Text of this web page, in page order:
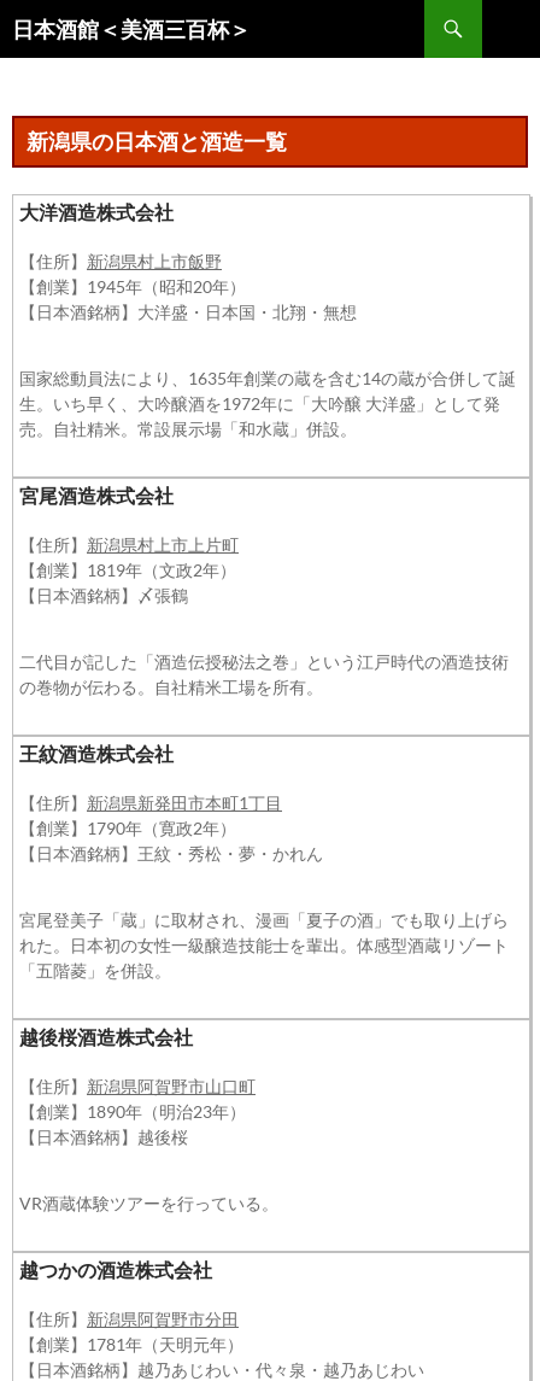
ン日本酒館＜美酒三百杯＞
索
新潟県の日本酒と酒造一覧
大洋酒造株式会社
【住所】 新潟県村上市飯野
【創業】1945年（昭和20年）
【日本酒銘柄】大洋盛・日本国・北翔・無想
国家総動員法により、1635年創業の蔵を含む14の蔵が合併して誕
生。いち早く、大吟醸酒を1972年に「大吟醸 大洋盛」として発
売。自社精米。常設展示場「和水蔵」併設。
宮尾酒造株式会社
【住所】 新潟県村上市上片町
【創業】1819年（文政2年）
【日本酒銘柄】〆張鶴
二代目が記した「酒造伝授秘法之巻」という江戸時代の酒造技術
の巻物が伝わる。自社精米工場を所有。
王紋酒造株式会社
【住所】 新潟県新発田市本町1丁目
【創業】1790年（寛政2年）
【日本酒銘柄】王紋・秀松・夢・かれん
宮尾登美子「蔵」に取材され、漫画「夏子の酒」でも取り上げら
れた。日本初の女性一級醸造技能士を輩出。体感型酒蔵リゾート
「五階菱」を併設。
越後桜酒造株式会社
【住所】 新潟県阿賀野市山口町
【創業】1890年（明治23年）
【日本酒銘柄】越後桜
VR酒蔵体験ツアーを行っている。
越つかの酒造株式会社
【住所】 新潟県阿賀野市分田
【創業】1781年（天明元年）
【日本酒銘柄】越乃あじわい・代々泉・越乃あじわい